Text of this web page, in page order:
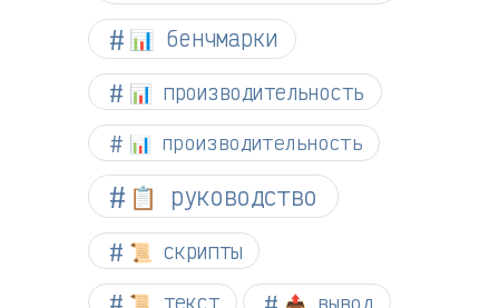
📊 бенчмарки
📊 производительность
📊 производительность
📋 руководство
📜 скрипты
📜 текст 📤 вывод